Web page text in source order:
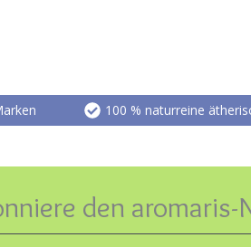
100 % naturreine
den